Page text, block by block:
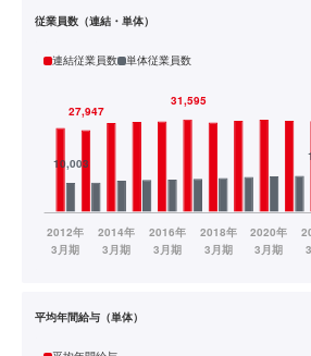
従業員数（連結・単体）
連結従業員数 単体従業員数
平均年間給与（単体）